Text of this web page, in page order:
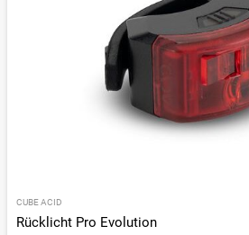
CUBE ACID
Rücklicht Pro Evolution